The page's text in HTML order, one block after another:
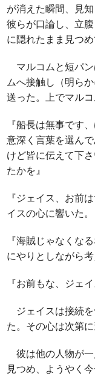
が消えた瞬間、見
彼らが口論し、立
に隠れたまま見つめ
マルコムと短パ
ムへ接触し（明ら
送った。上でマル
『船長は無事です
意深く言葉を選ん
けど皆に伝えて下
たかを』
『ジェイス、お前
イスの心に響いた
『海賊じゃなくな
にやりとしながら
『お前もな、ジェイ
ジェイスは接続
た。その心は次第
彼は他の人物が
見つめ、ようやく